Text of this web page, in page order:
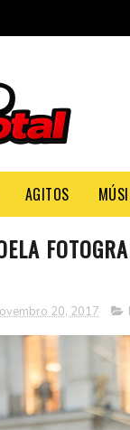
AGITOS
20, 2017